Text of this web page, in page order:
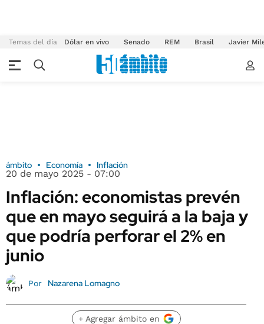
Temas del día Dólar en vivo Senado REM Brasil Javier
ámbito Economía Inflación
20 de mayo 2025 - 07:00
Inflación: economistas prevén
que en mayo seguirá a la baja y
que podría perforar el 2% en
junio
Por Nazarena Lomagno
+ Agregar ámbito en